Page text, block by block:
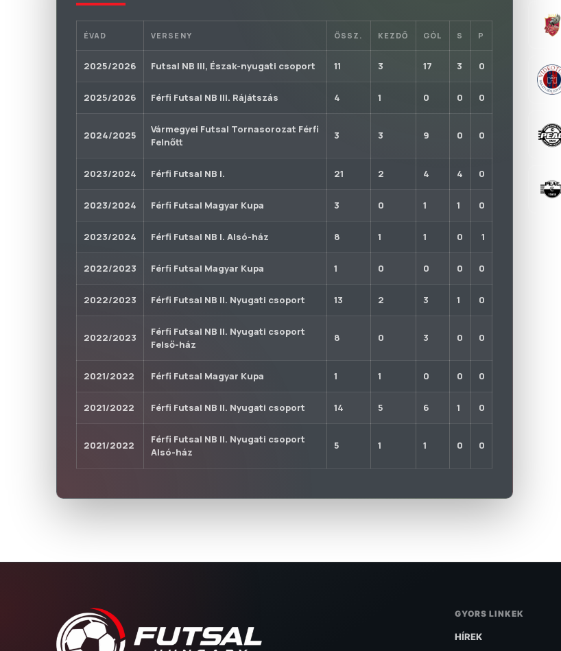
ÉVAD VERSENY ÖSSZ. KEZDŐ GÓL S P
2025/2026 Futsal NB III, Észak-nyugati csoport 11 3 17 3 0
2025/2026 Férfi Futsal NB III. Rájátszás 4 1 0 0 0
2024/2025
Vármegyei Futsal Tornasorozat Férfi
Felnőtt
3 3 9 0 0
2023/2024 Férfi Futsal NB I. 21 2 4 4 0
2023/2024 Férfi Futsal Magyar Kupa 3 0 1 1 0
2023/2024 Férfi Futsal NB I. Alsó-ház 8 1 1 0 1
2022/2023 Férfi Futsal Magyar Kupa 1 0 0 0 0
2022/2023 Férfi Futsal NB II. Nyugati csoport 13 2 3 1 0
2022/2023
Férfi Futsal NB II. Nyugati csoport
Felső-ház
8 0 3 0 0
2021/2022 Férfi Futsal Magyar Kupa 1 1 0 0 0
2021/2022 Férfi Futsal NB II. Nyugati csoport 14 5 6 1 0
2021/2022
Férfi Futsal NB II. Nyugati csoport
Alsó-ház
5 1 1 0 0
GYORS LINKEK
HÍREK